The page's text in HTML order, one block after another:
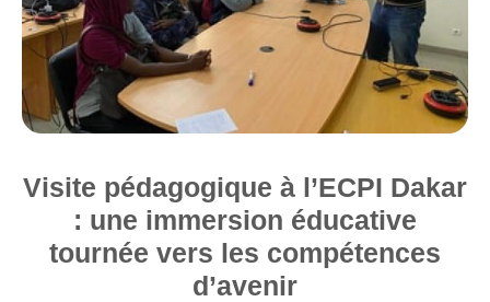
Visite pédagogique à l’ECPI Dakar
: une immersion éducative
tournée vers les compétences
d’avenir